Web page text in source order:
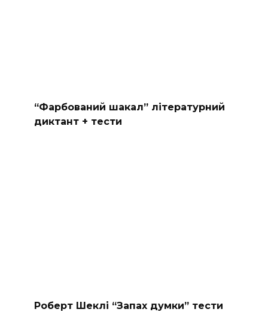
“Фарбований шакал” літературний
диктант + тести
Роберт Шеклі “Запах думки” тести